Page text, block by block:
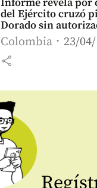
del Ejército cruzó
Dorado sin
Colombia 23/
share